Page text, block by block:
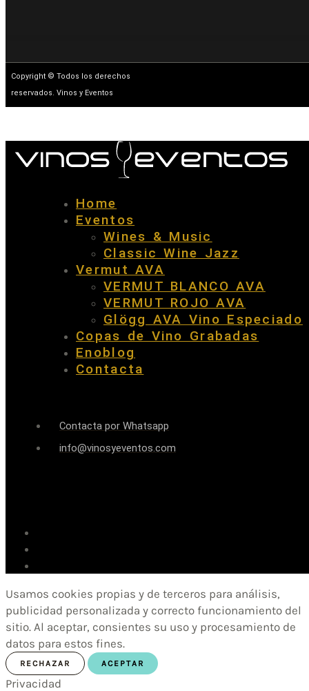
Copyright © Todos los derechos
reservados. Vinos y Eventos
Home
Eventos
Wines & Music
Classic Wine Jazz
Vermut AVA
VERMUT BLANCO AVA
VERMUT ROJO AVA
Glögg AVA Vino Especiado
Copas de Vino Grabadas
Enoblog
Contacta
Contacta por Whatsapp
info@vinosyeventos.com
Usamos cookies propias y de terceros para análisis,
publicidad personalizada y correcto funcionamiento del
sitio. Al aceptar, consientes su uso y procesamiento de
datos para estos fines.
RECHAZAR ACEPTAR
Privacidad